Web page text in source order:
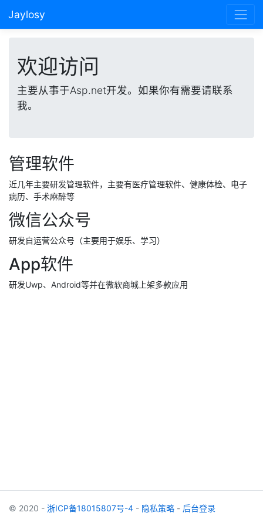
Jaylosy
欢迎访问
主要从事于Asp.net开发。如果你有需要请联系
我。
管理软件
近几年主要研发管理软件，主要有医疗管理软件、健康体检、电子
病历、手术麻醉等
微信公众号
研发自运营公众号（主要用于娱乐、学习）
App软件
研发Uwp、Android等并在微软商城上架多款应用
© 2020 - 浙ICP备18015807号-4 - 隐私策略 - 后台登录